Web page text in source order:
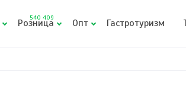
Розница
540 409 Опт Гастротуризм